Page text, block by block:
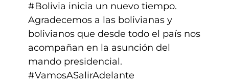
#Bolivia inicia un nuevo tiempo.
Agradecemos a las bolivianas y
bolivianos que desde todo el país nos
acompañan en la asunción del
mando presidencial.
#VamosASalirAdelante